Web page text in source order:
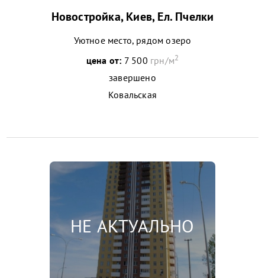
Новостройка, Киев, Ел. Пчелки
Уютное место, рядом озеро
цена от: 7 500 грн/м2
завершено
Ковальская